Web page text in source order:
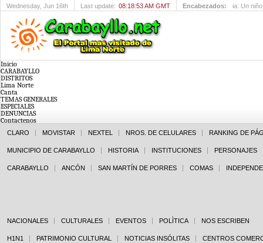
Wednesday, Jun 16th Last update: 08:18:53 AM GMT Encabezados: Feria: Un
Inicio
CARABAYLLO
DISTRITOS
Lima Norte
Canta
TEMAS GENERALES
ESPECIALES
DENUNCIAS
Contactenos
CLARO MOVISTAR NEXTEL NROS. DE CELULARES RANKING DE
MUNICIPIO DE CARABAYLLO HISTORIA INSTITUCIONES PERSONAJES
CARABAYLLO ANCÓN SAN MARTÍN DE PORRES COMAS
NACIONALES CULTURALES EVENTOS POLÌTICA NOS ESCRIBEN
H1N1 PATRIMONIO CULTURAL NOTICIAS INSÓLITAS CENTROS